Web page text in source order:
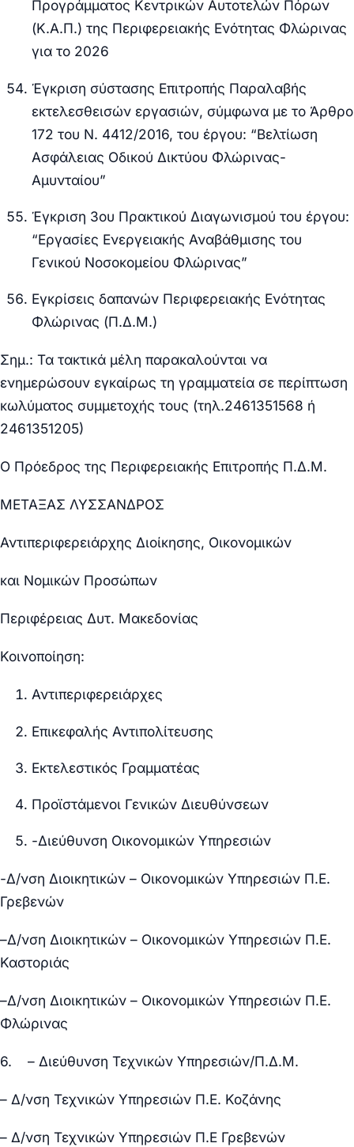
Προγράμματος Κεντρικών Αυτοτελών Πόρων
(Κ.Α.Π.) της Περιφερειακής Ενότητας Φλώρινας
για το 2026
Έγκριση σύστασης Επιτροπής Παραλαβής
εκτελεσθεισών εργασιών, σύμφωνα με το Άρθρο
172 του Ν. 4412/2016, του έργου: “Βελτίωση
Ασφάλειας Οδικού Δικτύου Φλώρινας-
Αμυνταίου”
Έγκριση 3ου Πρακτικού Διαγωνισμού του έργου:
“Εργασίες Ενεργειακής Αναβάθμισης του
Γενικού Νοσοκομείου Φλώρινας”
Εγκρίσεις δαπανών Περιφερειακής Ενότητας
Φλώρινας (Π.Δ.Μ.)
Σημ.: Τα τακτικά μέλη παρακαλούνται να
ενημερώσουν εγκαίρως τη γραμματεία σε περίπτωση
κωλύματος συμμετοχής τους (τηλ.2461351568 ή
2461351205)
Ο Πρόεδρος της Περιφερειακής Επιτροπής Π.Δ.Μ.
ΜΕΤΑΞΑΣ ΛΥΣΣΑΝΔΡΟΣ
Αντιπεριφερειάρχης Διοίκησης, Οικονομικών
και Νομικών Προσώπων
Περιφέρειας Δυτ. Μακεδονίας
Κοινοποίηση:
Αντιπεριφερειάρχες
Επικεφαλής Αντιπολίτευσης
Εκτελεστικός Γραμματέας
Προϊστάμενοι Γενικών Διευθύνσεων
-Διεύθυνση Οικονομικών Υπηρεσιών
-Δ/νση Διοικητικών – Οικονομικών Υπηρεσιών Π.Ε.
Γρεβενών
–Δ/νση Διοικητικών – Οικονομικών Υπηρεσιών Π.Ε.
Καστοριάς
–Δ/νση Διοικητικών – Οικονομικών Υπηρεσιών Π.Ε.
Φλώρινας
6. – Διεύθυνση Τεχνικών Υπηρεσιών/Π.Δ.Μ.
– Δ/νση Τεχνικών Υπηρεσιών Π.Ε. Κοζάνης
– Δ/νση Τεχνικών Υπηρεσιών Π.Ε Γρεβενών